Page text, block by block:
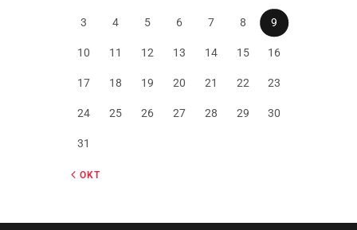
3 4 5 6 7 8 9
10 11 12 13 14 15 16
17 18 19 20 21 22 23
24 25 26 27 28 29 30
31
« OKT